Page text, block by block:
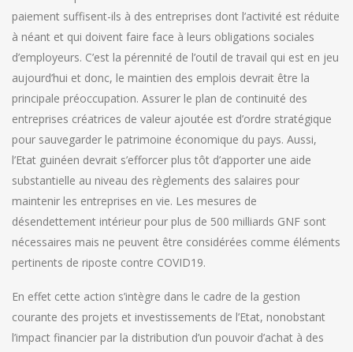
paiement suffisent-ils à des entreprises dont l’activité est réduite
à néant et qui doivent faire face à leurs obligations sociales
d’employeurs. C’est la pérennité de l’outil de travail qui est en jeu
aujourd’hui et donc, le maintien des emplois devrait être la
principale préoccupation. Assurer le plan de continuité des
entreprises créatrices de valeur ajoutée est d’ordre stratégique
pour sauvegarder le patrimoine économique du pays. Aussi,
l’Etat guinéen devrait s’efforcer plus tôt d’apporter une aide
substantielle au niveau des règlements des salaires pour
maintenir les entreprises en vie. Les mesures de
désendettement intérieur pour plus de 500 milliards GNF sont
nécessaires mais ne peuvent être considérées comme éléments
pertinents de riposte contre COVID19.
En effet cette action s’intègre dans le cadre de la gestion
courante des projets et investissements de l’Etat, nonobstant
l’impact financier par la distribution d’un pouvoir d’achat à des